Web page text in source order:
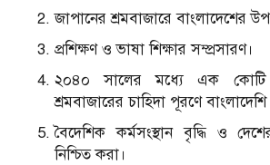
জাপানের শ্রমবাজারে বাংলাদেশের
প্রশিক্ষণ ও ভাষা শিক্ষার সম্প্রসারণ।
২০৪০ সালের মধ্যে এক
শ্রমবাজারের চাহিদা পূরণে
বৈদেশিক কর্মসংস্থান বৃদ্ধি ও
নিশ্চিত করা।